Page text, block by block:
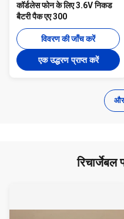
कॉर्डलेस फोन के लिए 3.6V निकड
बैटरी पैक एए 300
विवरण की जाँच करें
एक उद्धरण प्राप्त करें